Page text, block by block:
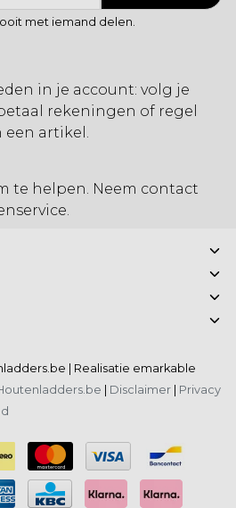
met iemand delen.
in je account: volg je
rekeningen of regel
een artikel.
te helpen. Neem contact
| Realisatie emarkable
Disclaimer
Privacy